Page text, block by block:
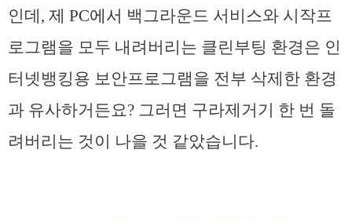
인데, 제 PC에서 백그라운드 서비스와 시작프
로그램을 모두 내려버리는 클린부팅 환경은 인
터넷뱅킹용 보안프로그램을 전부 삭제한 환경
과 유사하거든요? 그러면 구라제거기 한 번 돌
려버리는 것이 나을 것 같았습니다.